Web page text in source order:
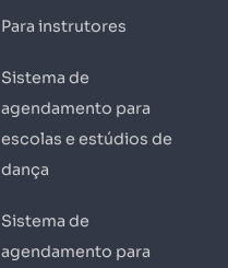
Para instrutores
Sistema de
agendamento para
escolas e estúdios de
dança
Sistema de
agendamento para